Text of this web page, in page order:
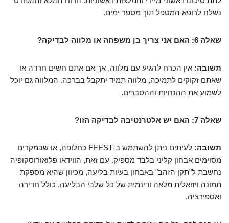
נשלח לרופא המטפל תוך מספר ימים.
שאלה 6: האם אני צריך בן משפחה או מלווה לבדיקה?
תשובה: אין הכרח להגיע עם מלווה, אך אם אתם חשים חרדה או
שאתם זקוקים לתמיכה, מלווה תמיד יתקבל בברכה. המלווה גם יוכל
לשמוע את ההנחיות וההסברים.
שאלה 7: האם יש אלטרנטיבה לבדיקה הזו?
תשובה:
לעיתים ניתן להשתמש ב-FEEST כחלופה, או שבמקרים
מסוימים אבחון קליני בלבד מספיק. עם זאת, הווידאו פלואורוסקופיה
נחשבת ל"תקן הזהב" באבחון בעיות בליעה, מכיוון שהיא מספקת
תמונה ויזואלית מלאה ודינמית של כל שלבי הבליעה, כולל חדירה
ואספירציה.